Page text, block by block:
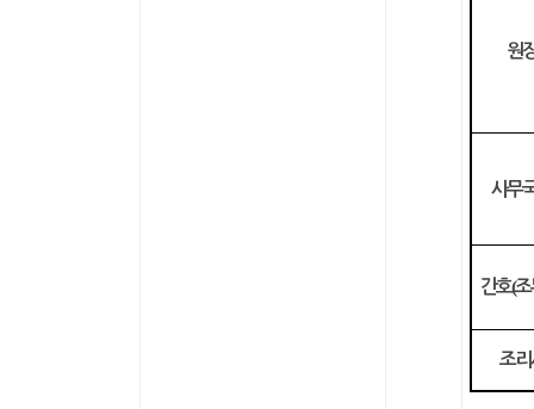
원
사무
간호(조
조리